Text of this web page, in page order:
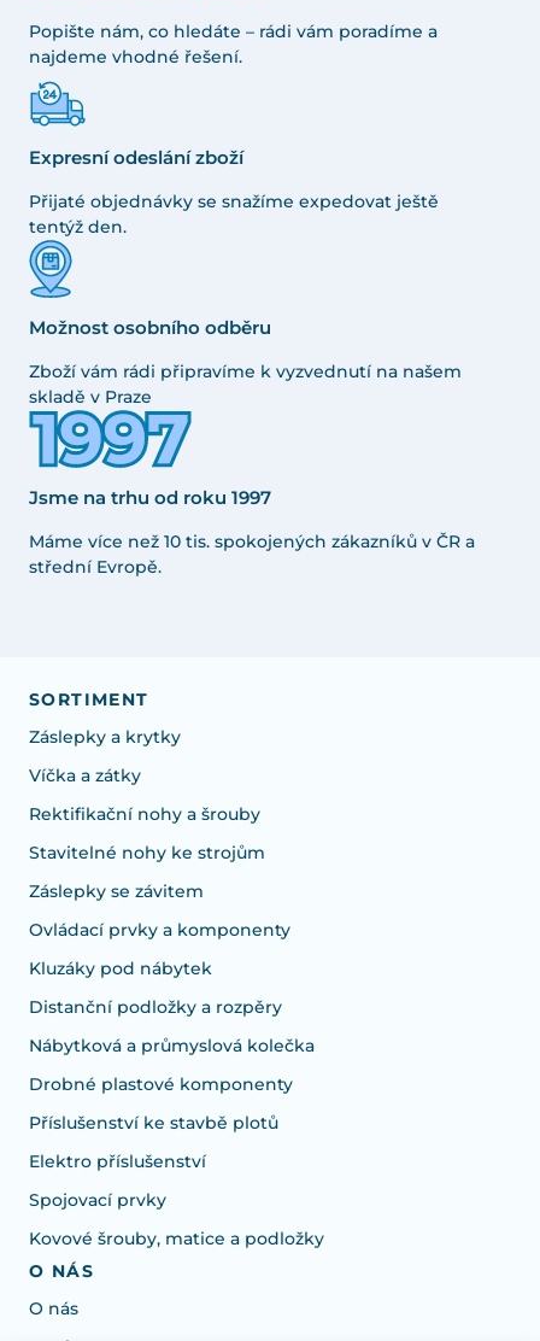
Popište nám, co hledáte – rádi vám poradíme a
najdeme vhodné řešení.
Expresní odeslání zboží
Přijaté objednávky se snažíme expedovat ještě
tentýž den.
Možnost osobního odběru
Zboží vám rádi připravíme k vyzvednutí na našem
skladě v Praze
Jsme na trhu od roku 1997
Máme více než 10 tis. spokojených zákazníků v ČR a
střední Evropě.
SORTIMENT
Záslepky a krytky
Víčka a zátky
Rektifikační nohy a šrouby
Stavitelné nohy ke strojům
Záslepky se závitem
Ovládací prvky a komponenty
Kluzáky pod nábytek
Distanční podložky a rozpěry
Nábytková a průmyslová kolečka
Drobné plastové komponenty
Příslušenství ke stavbě plotů
Elektro příslušenství
Spojovací prvky
Kovové šrouby, matice a podložky
O NÁS
O nás